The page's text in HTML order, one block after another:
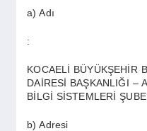
YAŞAM
a) Adı
:
KOCAELİ BÜYÜKŞEHİR
DAİRESİ BAŞKANLIĞI –
BİLGİ SİSTEMLERİ
b) Adresi